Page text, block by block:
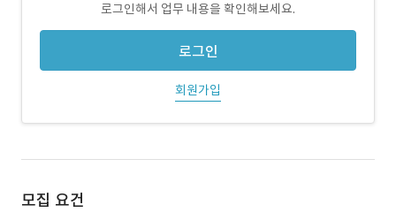
로그인해서 업무 내용을 확인해보세요.
로그인
회원가입
모집 요건